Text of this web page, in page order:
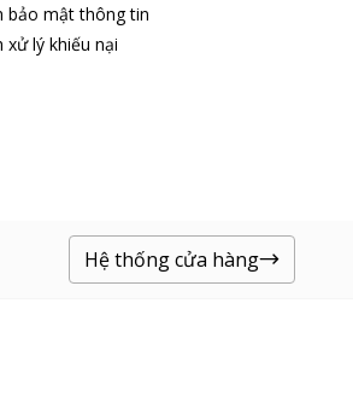
bảo mật thông tin
xử lý khiếu nại
Hệ thống cửa hàng